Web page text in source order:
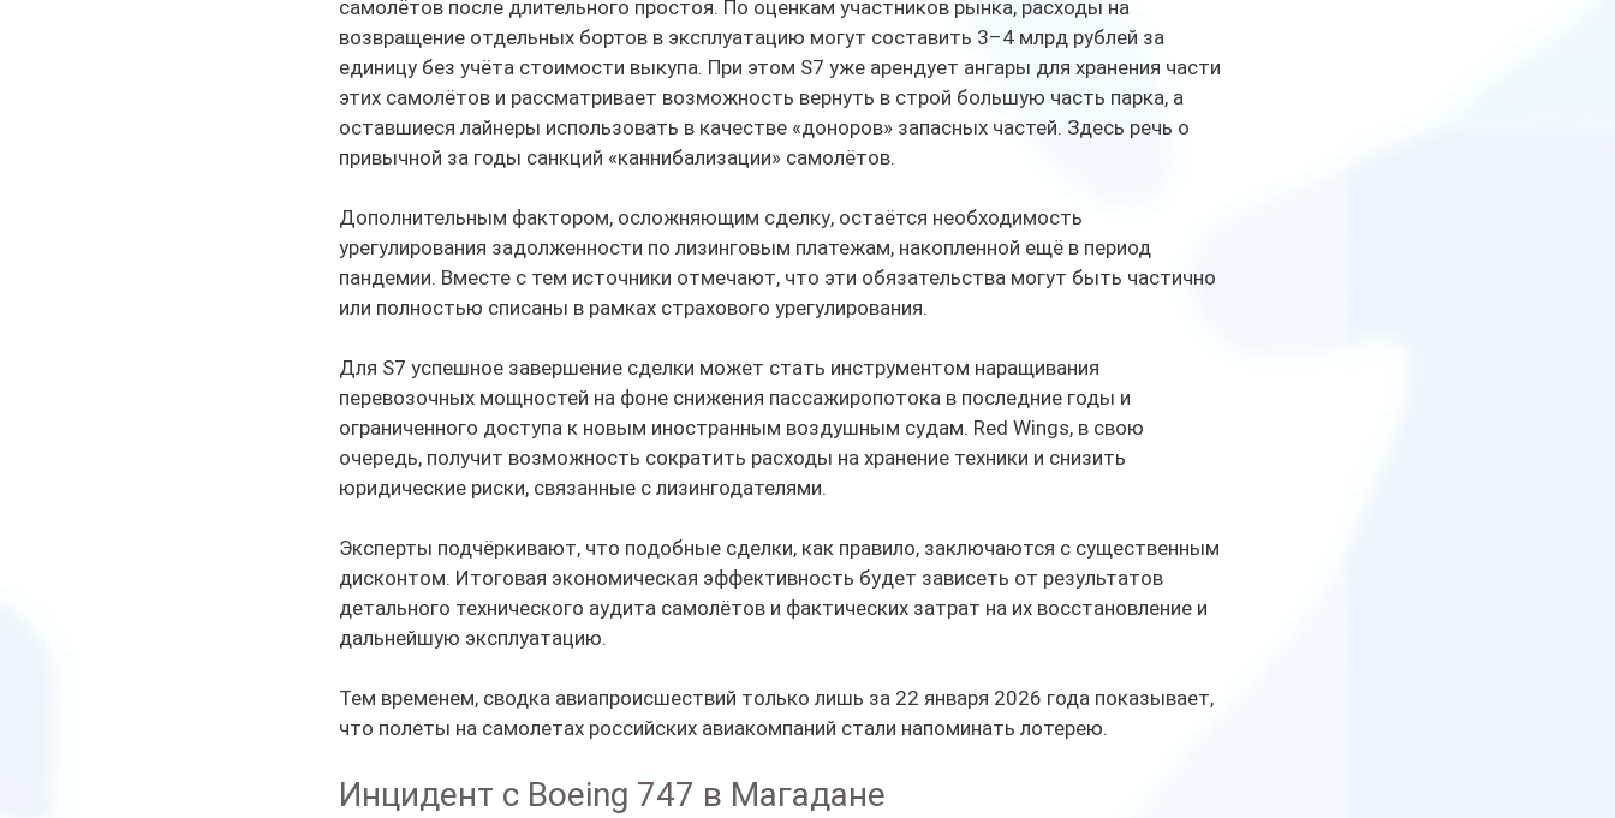
самолётов после длительного простоя. По оценкам участников рынка, расходы на
возвращение отдельных бортов в эксплуатацию могут составить 3–4 млрд рублей за
единицу без учёта стоимости выкупа. При этом S7 уже арендует ангары для хранения части
этих самолётов и рассматривает возможность вернуть в строй большую часть парка, а
оставшиеся лайнеры использовать в качестве «доноров» запасных частей. Здесь речь о
привычной за годы санкций «каннибализации» самолётов.
Дополнительным фактором, осложняющим сделку, остаётся необходимость
урегулирования задолженности по лизинговым платежам, накопленной ещё в период
пандемии. Вместе с тем источники отмечают, что эти обязательства могут быть частично
или полностью списаны в рамках страхового урегулирования.
Для S7 успешное завершение сделки может стать инструментом наращивания
перевозочных мощностей на фоне снижения пассажиропотока в последние годы и
ограниченного доступа к новым иностранным воздушным судам. Red Wings, в свою
очередь, получит возможность сократить расходы на хранение техники и снизить
юридические риски, связанные с лизингодателями.
Эксперты подчёркивают, что подобные сделки, как правило, заключаются с существенным
дисконтом. Итоговая экономическая эффективность будет зависеть от результатов
детального технического аудита самолётов и фактических затрат на их восстановление и
дальнейшую эксплуатацию.
Тем временем, сводка авиапроисшествий только лишь за 22 января 2026 года показывает,
что полеты на самолетах российских авиакомпаний стали напоминать лотерею.
Инцидент с Boeing 747 в Магадане